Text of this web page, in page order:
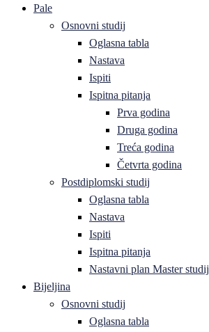
Pale
Osnovni studij
Oglasna tabla
Nastava
Ispiti
Ispitna pitanja
Prva godina
Druga godina
Treća godina
Četvrta godina
Postdiplomski studij
Oglasna tabla
Nastava
Ispiti
Ispitna pitanja
Nastavni plan Master studij
Bijeljina
Osnovni studij
Oglasna tabla